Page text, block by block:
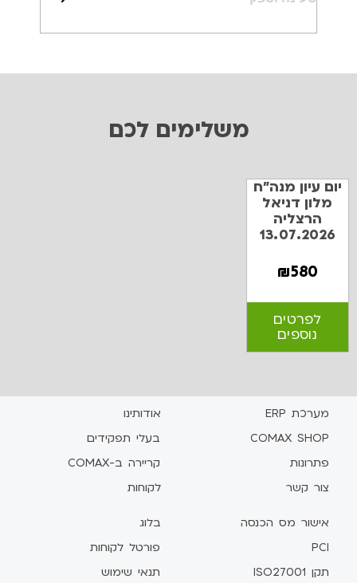
משלימים לכם
יום עיון מנה"ח
מלון דניאל
הרצליה
13.07.2026
₪580
לפרטים
נוספים
מערכת ERP
COMAX SHOP
פתרונות
צור קשר
אודותינו
בעלי תפקידים
קריירה ב-COMAX
לקוחות
אישור מס הכנסה
PCI
תקן ISO27001
בלוג
פורטל לקוחות
תנאי שימוש